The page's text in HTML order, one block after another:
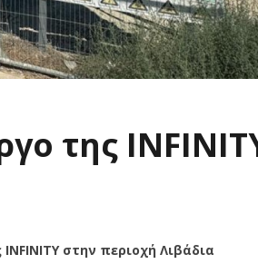
της
στην περιοχή Λιβάδια